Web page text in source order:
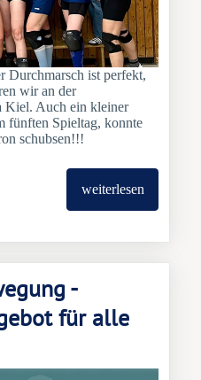
Durchmarsch ist perfekt,
wir an der
Kiel. Auch ein kleiner
fünften Spieltag, konnte
schubsen!!!
weiterlesen
-
für alle